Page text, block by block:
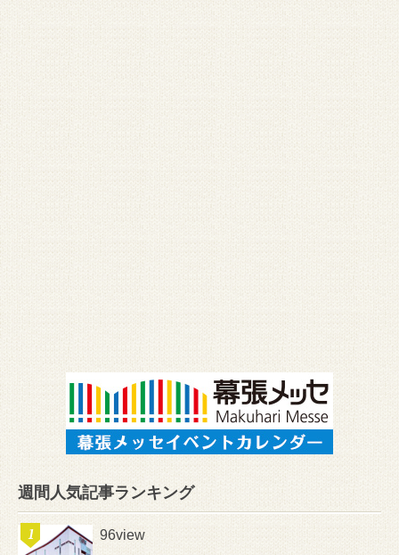
週間人気記事ランキング
96view